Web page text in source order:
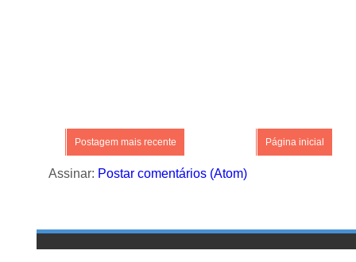
Postagem mais recente Página inicial
Assinar: Postar comentários (Atom)